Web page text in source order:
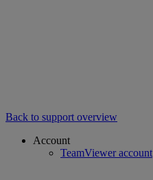
Back to support overview
Account
TeamViewer account